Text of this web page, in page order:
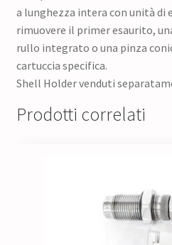
a lunghezza intera con unità di
rimuovere il primer esaurito,
rullo integrato o una pinza
cartuccia specifica.
Shell Holder venduti
Prodotti correlati